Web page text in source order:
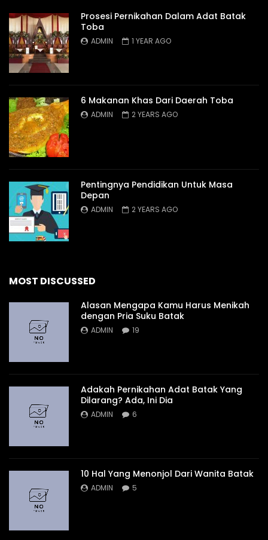
Prosesi Pernikahan Dalam Adat Batak
Toba
ADMIN 1 YEAR AGO
6 Makanan Khas Dari Daerah Toba
ADMIN 2 YEARS AGO
Pentingnya Pendidikan Untuk Masa
Depan
ADMIN 2 YEARS AGO
MOST DISCUSSED
Alasan Mengapa Kamu Harus Menikah
dengan Pria Suku Batak
ADMIN 19
Adakah Pernikahan Adat Batak Yang
Dilarang? Ada, Ini Dia
ADMIN 6
10 Hal Yang Menonjol Dari Wanita Batak
ADMIN 5